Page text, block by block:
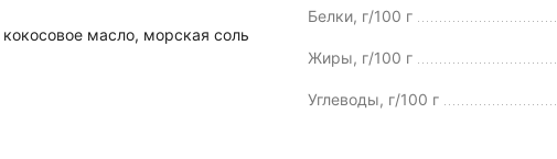
масло, морская соль
Белки, г/100 г
Жиры, г/100 г
Углеводы, г/100 г